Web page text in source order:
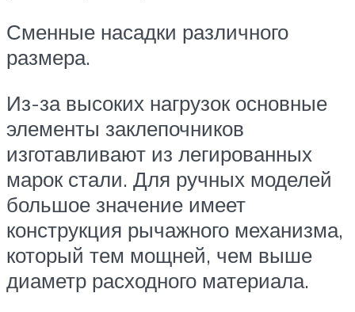
Сменные насадки различного
размера.
Из-за высоких нагрузок основные
элементы заклепочников
изготавливают из легированных
марок стали. Для ручных моделей
большое значение имеет
конструкция рычажного механизма,
который тем мощней, чем выше
диаметр расходного материала.